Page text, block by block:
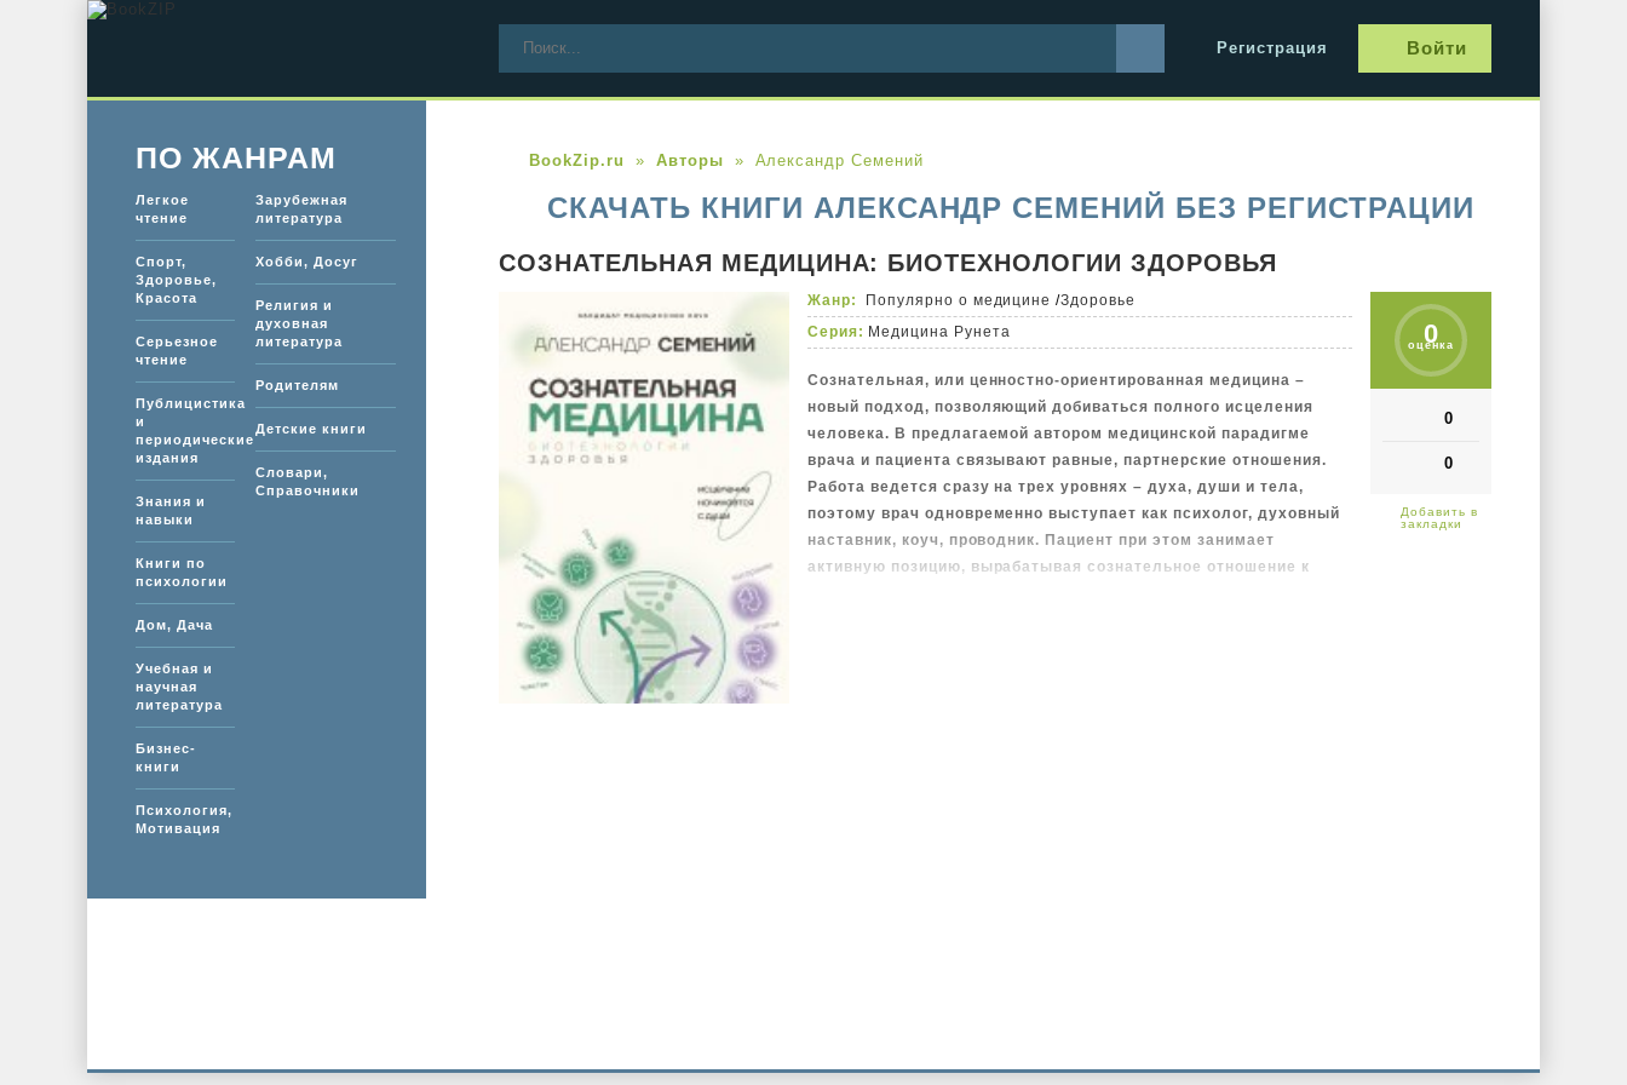
Регистрация Войти
BookZip.ru Авторы Александр Семений
СКАЧАТЬ КНИГИ АЛЕКСАНДР СЕМЕНИЙ БЕЗ РЕГИСТРАЦИИ
СОЗНАТЕЛЬНАЯ МЕДИЦИНА: БИОТЕХНОЛОГИИ ЗДОРОВЬЯ
0
оценка
0
0
Жанр: Популярно о медицине /Здоровье
Серия: Медицина Рунета
Сознательная, или ценностно-ориентированная медицина –
новый подход, позволяющий добиваться полного исцеления
человека. В предлагаемой автором медицинской парадигме
врача и пациента связывают равные, партнерские отношения.
Работа ведется сразу на трех уровнях – духа, души и тела,
поэтому врач одновременно выступает как психолог, духовный
наставник, коуч, проводник. Пациент при этом занимает
активную позицию, вырабатывая сознательное отношение к
ПО ЖАНРАМ
Легкое
чтение
Спорт,
Здоровье,
Красота
Серьезное
чтение
Публицистика
и
периодические
издания
Знания и
навыки
Книги по
психологии
Дом, Дача
Учебная и
научная
литература
Бизнес-
книги
Психология,
Мотивация
Зарубежная
литература
Хобби, Досуг
Религия и
духовная
литература
Родителям
Детские книги
Словари,
Справочники